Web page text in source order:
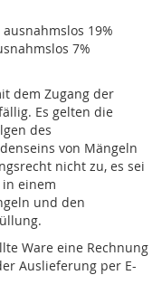
19%
7%
dem Zugang der
Es gelten die
des
von Mängeln
nicht zu, es sei
einem
und den
Ware eine Rechnung
Auslieferung per E-